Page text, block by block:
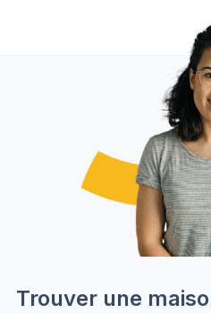
Trouver une